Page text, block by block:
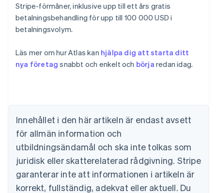
Stripe-förmåner, inklusive upp till ett års gratis
betalningsbehandling för upp till 100 000 USD i
betalningsvolym.
Läs mer om hur Atlas kan hjälpa dig att starta ditt
nya företag snabbt och enkelt och börja redan idag.
Innehållet i den här artikeln är endast avsett
för allmän information och
utbildningsändamål och ska inte tolkas som
juridisk eller skatterelaterad rådgivning. Stripe
garanterar inte att informationen i artikeln är
korrekt, fullständig, adekvat eller aktuell. Du
English
Belgien
Bulgarien
Cypern
English
English
Estland
English
Fastlandskina
简体中文English